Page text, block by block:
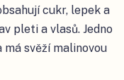
cukr, lepek a
pleti a vlasů. Jedno
má svěží malinovou